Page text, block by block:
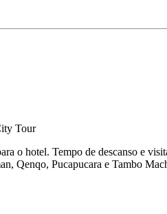
o hotel. Tempo de descanso e
Qenqo, Pucapucara e Tambo